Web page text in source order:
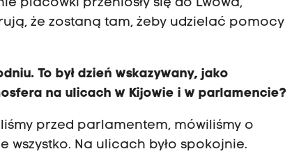
placówki przeniosły się do Lwowa,
że zostaną tam, żeby udzielać pomocy
To był dzień wskazywany, jako
na ulicach w Kijowie i w parlamencie?
przed parlamentem, mówiliśmy o
wszystko. Na ulicach było spokojnie.